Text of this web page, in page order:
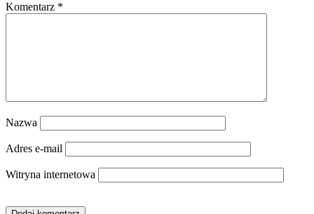
Komentarz *
Nazwa
Adres e-mail
Witryna internetowa